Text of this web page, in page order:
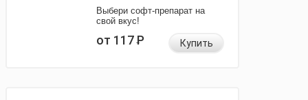
Выбери софт-препарат на
свой вкус!
от 117Р Купить